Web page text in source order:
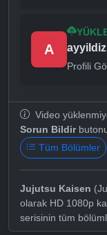
A
Profili
Video
Sorun Bildir
Tüm Bölümler
Jujutsu Kaisen
olarak HD 1080p
serisinin tüm